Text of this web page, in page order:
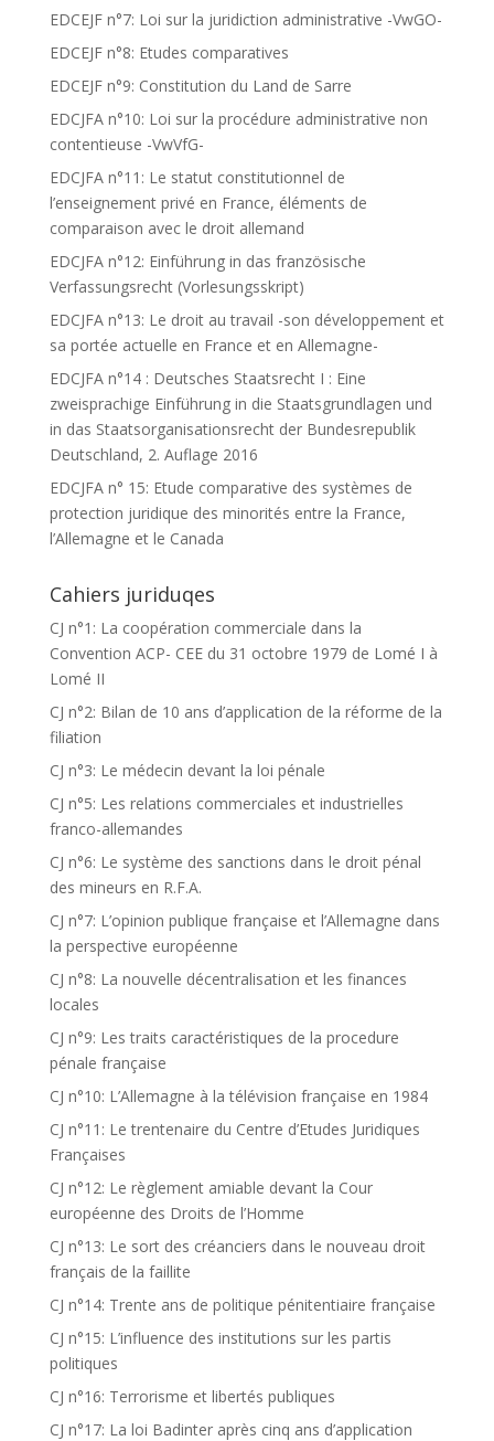
EDCEJF n°7: Loi sur la juridiction administrative -VwGO-
EDCEJF n°8: Etudes comparatives
EDCEJF n°9: Constitution du Land de Sarre
EDCJFA n°10: Loi sur la procédure administrative non
contentieuse -VwVfG-
EDCJFA n°11: Le statut constitutionnel de
l’enseignement privé en France, éléments de
comparaison avec le droit allemand
EDCJFA n°12: Einführung in das französische
Verfassungsrecht (Vorlesungsskript)
EDCJFA n°13: Le droit au travail -son développement et
sa portée actuelle en France et en Allemagne-
EDCJFA n°14 : Deutsches Staatsrecht I : Eine
zweisprachige Einführung in die Staatsgrundlagen und
in das Staatsorganisationsrecht der Bundesrepublik
Deutschland, 2. Auflage 2016
EDCJFA n° 15: Etude comparative des systèmes de
protection juridique des minorités entre la France,
l’Allemagne et le Canada
Cahiers juriduqes
CJ n°1: La coopération commerciale dans la
Convention ACP- CEE du 31 octobre 1979 de Lomé I à
Lomé II
CJ n°2: Bilan de 10 ans d’application de la réforme de la
filiation
CJ n°3: Le médecin devant la loi pénale
CJ n°5: Les relations commerciales et industrielles
franco-allemandes
CJ n°6: Le système des sanctions dans le droit pénal
des mineurs en R.F.A.
CJ n°7: L’opinion publique française et l’Allemagne dans
la perspective européenne
CJ n°8: La nouvelle décentralisation et les finances
locales
CJ n°9: Les traits caractéristiques de la procedure
pénale française
CJ n°10: L’Allemagne à la télévision française en 1984
CJ n°11: Le trentenaire du Centre d’Etudes Juridiques
Françaises
CJ n°12: Le règlement amiable devant la Cour
européenne des Droits de l’Homme
CJ n°13: Le sort des créanciers dans le nouveau droit
français de la faillite
CJ n°14: Trente ans de politique pénitentiaire française
CJ n°15: L’influence des institutions sur les partis
politiques
CJ n°16: Terrorisme et libertés publiques
CJ n°17: La loi Badinter après cinq ans d’application